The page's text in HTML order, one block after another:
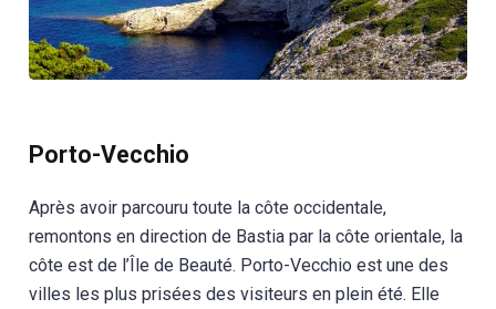
Porto-Vecchio
Après avoir parcouru toute la côte occidentale,
remontons en direction de Bastia par la côte orientale, la
côte est de l’Île de Beauté. Porto-Vecchio est une des
villes les plus prisées des visiteurs en plein été. Elle